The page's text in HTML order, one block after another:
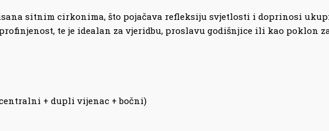
sitnim cirkonima, što pojačava refleksiju svjetlosti i doprinosi
te je idealan za vjeridbu, proslavu godišnjice ili kao poklon
+ dupli vijenac + bočni)